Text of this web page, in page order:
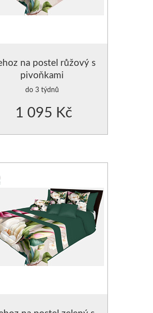
na postel růžový s
pivoňkami
do 3 týdnů
1 095 Kč